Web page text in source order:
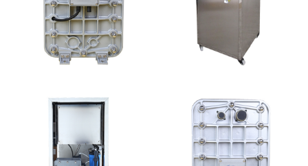
MK-TC50 EDI模块
全封闭EDI超纯水处理设